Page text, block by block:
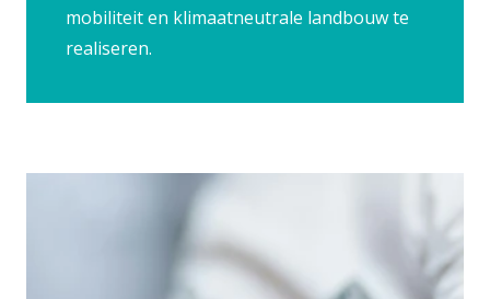
mobiliteit en klimaatneutrale landbouw te
realiseren.